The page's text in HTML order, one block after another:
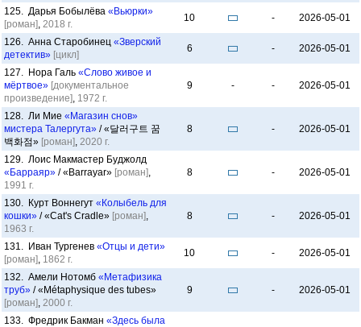
125. Дарья Бобылёва «Вьюрки»
[роман], 2018 г.
10 - 2026-05-01
126. Анна Старобинец «Зверский
детектив» [цикл]
6 - 2026-05-01
127. Нора Галь «Слово живое и
мёртвое» [документальное
произведение], 1972 г.
9 - - 2026-05-01
128. Ли Мие «Магазин снов»
мистера Талергута» / «달러구트 꿈
백화점» [роман], 2020 г.
8 - 2026-05-01
129. Лоис Макмастер Буджолд
«Барраяр» / «Barrayar» [роман],
1991 г.
8 - 2026-05-01
130. Курт Воннегут «Колыбель для
кошки» / «Cat's Cradle» [роман],
1963 г.
8 - 2026-05-01
131. Иван Тургенев «Отцы и дети»
[роман], 1862 г.
10 - 2026-05-01
132. Амели Нотомб «Метафизика
труб» / «Métaphysique des tubes»
[роман], 2000 г.
9 - 2026-05-01
133. Фредрик Бакман «Здесь была